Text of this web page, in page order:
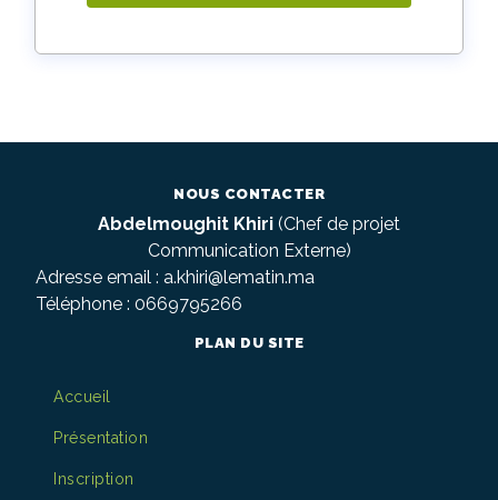
NOUS CONTACTER
Abdelmoughit Khiri (Chef de projet
Communication Externe)
Adresse email : a.khiri@lematin.ma
Téléphone : 0669795266
PLAN DU SITE
Accueil
Présentation
Inscription